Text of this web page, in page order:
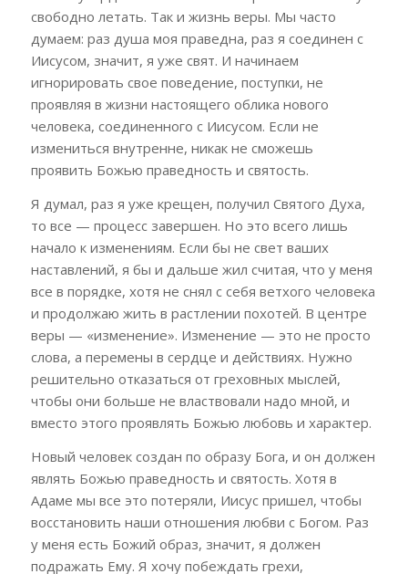
свободно летать. Так и жизнь веры. Мы часто
думаем: раз душа моя праведна, раз я соединен с
Иисусом, значит, я уже свят. И начинаем
игнорировать свое поведение, поступки, не
проявляя в жизни настоящего облика нового
человека, соединенного с Иисусом. Если не
измениться внутренне, никак не сможешь
проявить Божью праведность и святость.
Я думал, раз я уже крещен, получил Святого Духа,
то все — процесс завершен. Но это всего лишь
начало к изменениям. Если бы не свет ваших
наставлений, я бы и дальше жил считая, что у меня
все в порядке, хотя не снял с себя ветхого человека
и продолжаю жить в растлении похотей. В центре
веры — «изменение». Изменение — это не просто
слова, а перемены в сердце и действиях. Нужно
решительно отказаться от греховных мыслей,
чтобы они больше не властвовали надо мной, и
вместо этого проявлять Божью любовь и характер.
Новый человек создан по образу Бога, и он должен
являть Божью праведность и святость. Хотя в
Адаме мы все это потеряли, Иисус пришел, чтобы
восстановить наши отношения любви с Богом. Раз
у меня есть Божий образ, значит, я должен
подражать Ему. Я хочу побеждать грехи,